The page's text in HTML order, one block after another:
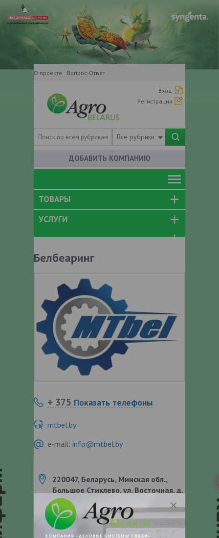
О проекте Вопрос-Ответ
Вход
Регистрация
Все рубрики
ДОБАВИТЬ КОМПАНИЮ
ТОВАРЫ
УСЛУГИ
Белбеаринг
+ 375 Показать телефоны
mtbel.by
e-mail: info@mtbel.by
220047, Беларусь, Минская обл.,
Большое Стиклево, ул. Восточная, д.
4, комн. 39